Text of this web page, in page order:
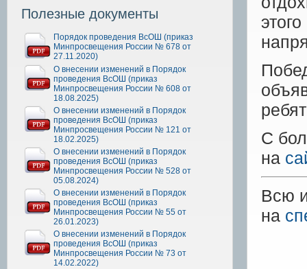
Полезные документы
Порядок проведения ВсОШ (приказ
Минпросвещения России № 678 от
27.11.2020)
О внесении изменений в Порядок
проведения ВсОШ (приказ
Минпросвещения России № 608 от
18.08.2025)
О внесении изменений в Порядок
проведения ВсОШ (приказ
Минпросвещения России № 121 от
18.02.2025)
О внесении изменений в Порядок
проведения ВсОШ (приказ
Минпросвещения России № 528 от
05.08.2024)
О внесении изменений в Порядок
проведения ВсОШ (приказ
Минпросвещения России № 55 от
26.01.2023)
О внесении изменений в Порядок
проведения ВсОШ (приказ
Минпросвещения России № 73 от
14.02.2022)
С
на
Всю
на